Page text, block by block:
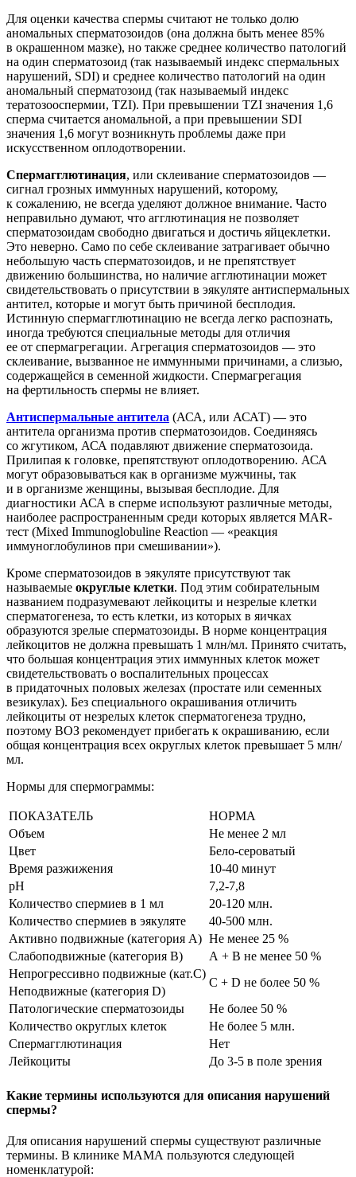
Для оценки качества спермы считают не только долю
аномальных сперматозоидов (она должна быть менее 85%
в окрашенном мазке), но также среднее количество патологий
на один сперматозоид (так называемый индекс спермальных
нарушений, SDI) и среднее количество патологий на один
аномальный сперматозоид (так называемый индекс
тератозооспермии, TZI). При превышении TZI значения 1,6
сперма считается аномальной, а при превышении SDI
значения 1,6 могут возникнуть проблемы даже при
искусственном оплодотворении.
Спермагглютинация, или склеивание сперматозоидов —
сигнал грозных иммунных нарушений, которому,
к сожалению, не всегда уделяют должное внимание. Часто
неправильно думают, что агглютинация не позволяет
сперматозоидам свободно двигаться и достичь яйцеклетки.
Это неверно. Само по себе склеивание затрагивает обычно
небольшую часть сперматозоидов, и не препятствует
движению большинства, но наличие агглютинации может
свидетельствовать о присутствии в эякуляте антиспермальных
антител, которые и могут быть причиной бесплодия.
Истинную спермагглютинацию не всегда легко распознать,
иногда требуются специальные методы для отличия
ее от спермагрегации. Агрегация сперматозоидов — это
склеивание, вызванное не иммунными причинами, а слизью,
содержащейся в семенной жидкости. Спермагрегация
на фертильность спермы не влияет.
Антиспермальные антитела (АСА, или АСАТ) — это
антитела организма против сперматозоидов. Соединяясь
со жгутиком, АСА подавляют движение сперматозоида.
Прилипая к головке, препятствуют оплодотворению. АСА
могут образовываться как в организме мужчины, так
и в организме женщины, вызывая бесплодие. Для
диагностики АСА в сперме используют различные методы,
наиболее распространенным среди которых является MAR-
тест (Mixed Immunoglobuline Reaction — «реакция
иммуноглобулинов при смешивании»).
Кроме сперматозоидов в эякуляте присутствуют так
называемые округлые клетки. Под этим собирательным
названием подразумевают лейкоциты и незрелые клетки
сперматогенеза, то есть клетки, из которых в яичках
образуются зрелые сперматозоиды. В норме концентрация
лейкоцитов не должна превышать 1 млн/мл. Принято считать,
что большая концентрация этих иммунных клеток может
свидетельствовать о воспалительных процессах
в придаточных половых железах (простате или семенных
везикулах). Без специального окрашивания отличить
лейкоциты от незрелых клеток сперматогенеза трудно,
поэтому ВОЗ рекомендует прибегать к окрашиванию, если
общая концентрация всех округлых клеток превышает 5 млн/
мл.
Нормы для спермограммы:
ПОКАЗАТЕЛЬ
НОРМА
Объем
Не менее 2 мл
Цвет
Бело-сероватый
Время разжижения
10-40 минут
рН
7,2-7,8
Количество спермиев в 1 мл
20-120 млн.
Количество спермиев в эякуляте
40-500 млн.
Активно подвижные (категория А) Не менее 25 %
Слабоподвижные (категория В)
А + В не менее 50 %
Непрогрессивно подвижные (кат.С)
С + D не более 50 %
Неподвижные (категория D)
Патологические сперматозоиды
Не более 50 %
Количество округлых клеток
Не более 5 млн.
Спермагглютинация
Нет
Лейкоциты
До 3-5 в поле зрения
Какие термины используются для описания нарушений
спермы?
Для описания нарушений спермы существуют различные
термины. В клинике МАМА пользуются следующей
номенклатурой: